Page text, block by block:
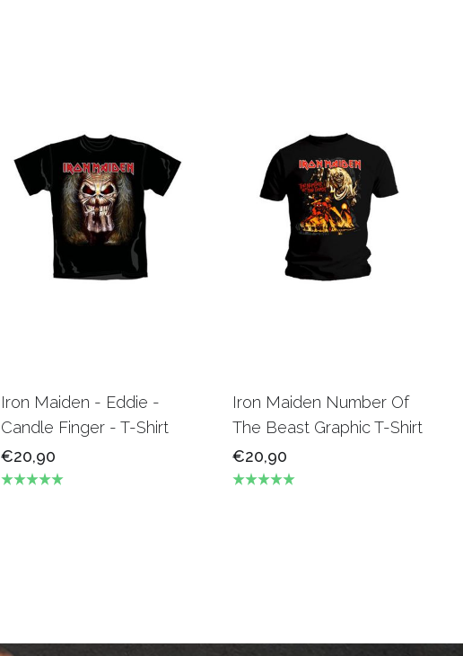
Iron Maiden - Eddie -
Candle Finger - T-Shirt
€20,90
Iron Maiden Number Of
The Beast Graphic T-Shirt
€20,90